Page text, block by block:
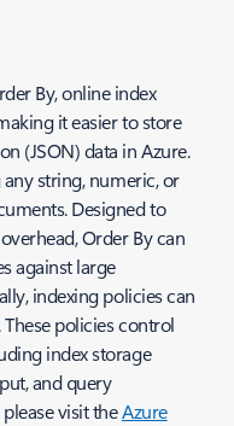
By, online index
it easier to store
(JSON) data in Azure.
string, numeric, or
Designed to
Order By can
against large
indexing policies can
policies control
index storage
and query
visit theAzure